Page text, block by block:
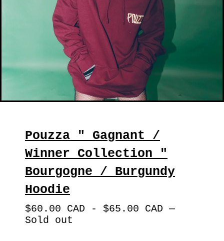
Pouzza " Gagnant /
Winner Collection "
Bourgogne / Burgundy
Hoodie
$60.00 CAD - $65.00 CAD —
Sold out